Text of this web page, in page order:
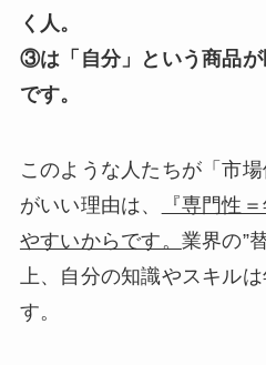
く人。
③は「自分」という商品が
です。
このような人たちが「市
がいい理由は、
『専門性
やすいからです。 業界の”
上、自分の知識やスキル
す。